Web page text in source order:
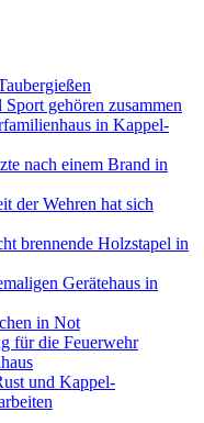
gehören zusammen
in Kappel-
nach einem Brand in
der Wehren hat sich
brennende Holzstapel in
Gerätehaus in
in Not
für die Feuerwehr
und Kappel-